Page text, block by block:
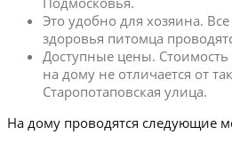
Это удобно для хозяина.
здоровья питомца
Доступные цены.
на дому не отличается от
Старопотаповская улица.
На дому проводятся следующие